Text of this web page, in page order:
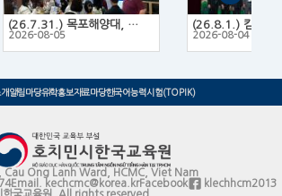
(26.7.31.) 목포해양대, 목포대, 목포과학대 3개 대학 연합 유학박람회
2026-08-05 2026-08-04
알림마당유학홍보자료마당한국어능력시험(TOPIK)
Cau Ong Lanh Ward, HCMC, Viet Nam
Email. kechcmc@korea.krFacebook
klechhcm2013